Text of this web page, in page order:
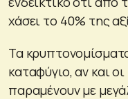
χάσει το 40% της
Τα
καταφύγιο, αν και
παραμένουν με